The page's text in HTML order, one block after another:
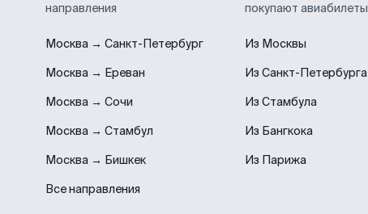
направления
Москва → Санкт-Петербург
Москва → Ереван
Москва → Сочи
Москва → Стамбул
Москва → Бишкек
Все направления
покупают авиабилеты
Из Москвы
Из Санкт-Петербурга
Из Стамбула
Из Бангкока
Из Парижа